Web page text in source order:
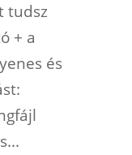
tudsz
+ a
és